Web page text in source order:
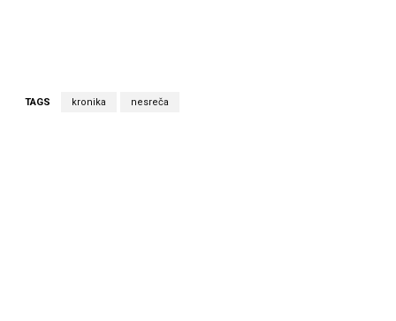
TAGS kronika nesreča